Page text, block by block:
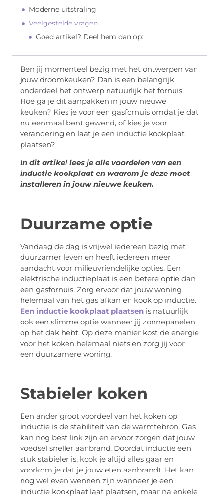
Moderne uitstraling
Veelgestelde vragen
Goed artikel? Deel hem dan op:
Ben jij momenteel bezig met het ontwerpen van
jouw droomkeuken? Dan is een belangrijk
onderdeel het ontwerp natuurlijk het fornuis.
Hoe ga je dit aanpakken in jouw nieuwe
keuken? Kies je voor een gasfornuis omdat je dat
nu eenmaal bent gewend, of kies je voor
verandering en laat je een inductie kookplaat
plaatsen?
In dit artikel lees je alle voordelen van een
inductie kookplaat en waarom je deze moet
installeren in jouw nieuwe keuken.
Duurzame optie
Vandaag de dag is vrijwel iedereen bezig met
duurzamer leven en heeft iedereen meer
aandacht voor milieuvriendelijke opties. Een
elektrische inductieplaat is een betere optie dan
een gasfornuis. Zorg ervoor dat jouw woning
helemaal van het gas afkan en kook op inductie.
Een inductie kookplaat plaatsen is natuurlijk
ook een slimme optie wanneer jij zonnepanelen
op het dak hebt. Op deze manier kost de energie
voor het koken helemaal niets en zorg jij voor
een duurzamere woning.
Stabieler koken
Een ander groot voordeel van het koken op
inductie is de stabiliteit van de warmtebron. Gas
kan nog best link zijn en ervoor zorgen dat jouw
voedsel sneller aanbrand. Doordat inductie een
stuk stabieler is, kook je altijd alles gaar en
voorkom je dat je jouw eten aanbrandt. Het kan
nog wel even wennen zijn wanneer je een
inductie kookplaat laat plaatsen, maar na enkele